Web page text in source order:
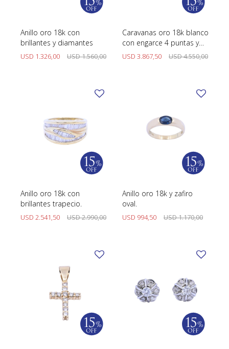
Anillo oro 18k con
brillantes y diamantes
USD 1.326,00 USD1.560,00
Caravanas oro 18k blanco
con engarce 4 puntas y
brillantes.
USD 3.867,50 USD4.550,00
Anillo oro 18k con
brillantes trapecio.
USD 2.541,50 USD2.990,00
Anillo oro 18k y zafiro
oval.
USD 994,50 USD1.170,00